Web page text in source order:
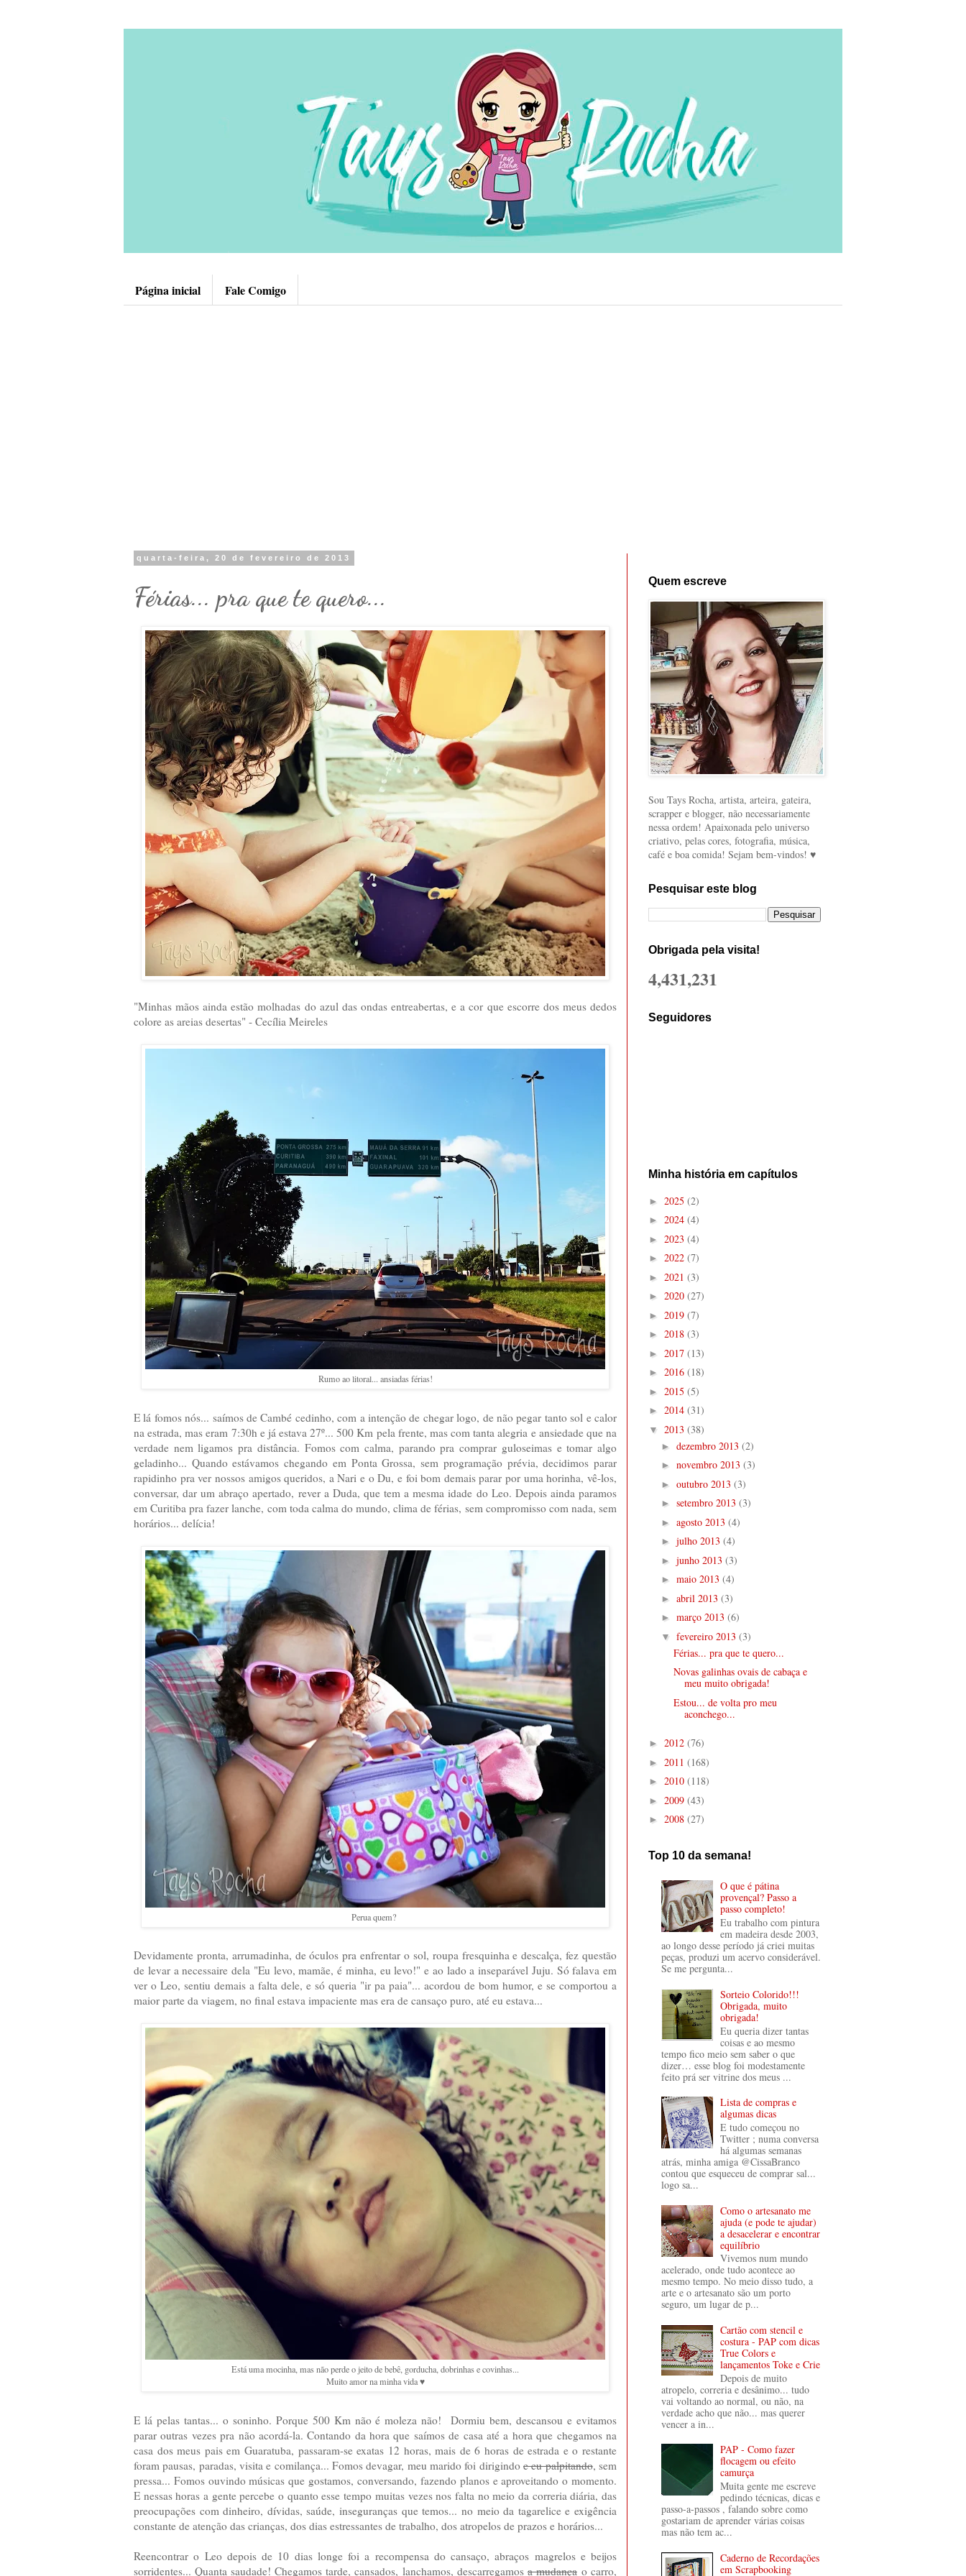
Página inicial Fale Comigo
quarta-feira, 20 de fevereiro de 2013
Férias... pra que te quero...
"Minhas mãos ainda estão molhadas do azul das ondas entreabertas, e a cor que escorre dos meus dedos
colore as areias desertas" - Cecília Meireles
Rumo ao litoral... ansiadas férias!
E lá fomos nós... saímos de Cambé cedinho, com a intenção de chegar logo, de não pegar tanto sol e calor
na estrada, mas eram 7:30h e já estava 27º... 500 Km pela frente, mas com tanta alegria e ansiedade que na
verdade nem ligamos pra distância. Fomos com calma, parando pra comprar guloseimas e tomar algo
geladinho... Quando estávamos chegando em Ponta Grossa, sem programação prévia, decidimos parar
rapidinho pra ver nossos amigos queridos, a Nari e o Du, e foi bom demais parar por uma horinha, vê-los,
conversar, dar um abraço apertado, rever a Duda, que tem a mesma idade do Leo. Depois ainda paramos
em Curitiba pra fazer lanche, com toda calma do mundo, clima de férias, sem compromisso com nada, sem
horários... delícia!
Perua quem?
Devidamente pronta, arrumadinha, de óculos pra enfrentar o sol, roupa fresquinha e descalça, fez questão
de levar a necessaire dela "Eu levo, mamãe, é minha, eu levo!" e ao lado a inseparável Juju. Só falava em
ver o Leo, sentiu demais a falta dele, e só queria "ir pa paia"... acordou de bom humor, e se comportou a
maior parte da viagem, no final estava impaciente mas era de cansaço puro, até eu estava...
Está uma mocinha, mas não perde o jeito de bebê, gorducha, dobrinhas e covinhas...
Muito amor na minha vida ♥
E lá pelas tantas... o soninho. Porque 500 Km não é moleza não! Dormiu bem, descansou e evitamos
parar outras vezes pra não acordá-la. Contando da hora que saímos de casa até a hora que chegamos na
casa dos meus pais em Guaratuba, passaram-se exatas 12 horas, mais de 6 horas de estrada e o restante
foram pausas, paradas, visita e comilança... Fomos devagar, meu marido foi dirigindo e eu palpitando, sem
pressa... Fomos ouvindo músicas que gostamos, conversando, fazendo planos e aproveitando o momento.
E nessas horas a gente percebe o quanto esse tempo muitas vezes nos falta no meio da correria diária, das
preocupações com dinheiro, dívidas, saúde, inseguranças que temos... no meio da tagarelice e exigência
constante de atenção das crianças, dos dias estressantes de trabalho, dos atropelos de prazos e horários...
Reencontrar o Leo depois de 10 dias longe foi a recompensa do cansaço, abraços magrelos e beijos
sorridentes... Quanta saudade! Chegamos tarde, cansados, lanchamos, descarregamosa mudançao carro,
Quem escreve
Sou Tays Rocha, artista, arteira, gateira,
scrapper e blogger, não necessariamente
nessa ordem! Apaixonada pelo universo
criativo, pelas cores, fotografia, música,
café e boa comida! Sejam bem-vindos! ♥
Pesquisar este blog
Obrigada pela visita!
4,431,231
Seguidores
Minha história em capítulos
► 2025 (2)
► 2024 (4)
► 2023 (4)
► 2022 (7)
► 2021 (3)
► 2020 (27)
► 2019 (7)
► 2018 (3)
► 2017 (13)
► 2016 (18)
► 2015 (5)
► 2014 (31)
▼ 2013 (38)
► dezembro 2013 (2)
► novembro 2013 (3)
► outubro 2013 (3)
► setembro 2013 (3)
► agosto 2013 (4)
► julho 2013 (4)
► junho 2013 (3)
► maio 2013 (4)
► abril 2013 (3)
► março 2013 (6)
▼ fevereiro 2013 (3)
Férias... pra que te quero...
Novas galinhas ovais de cabaça e
meu muito obrigada!
Estou... de volta pro meu
aconchego...
► 2012 (76)
► 2011 (168)
► 2010 (118)
► 2009 (43)
► 2008 (27)
Top 10 da semana!
O que é pátina
provençal? Passo a
passo completo!
Eu trabalho com pintura
em madeira desde 2003,
ao longo desse período já criei muitas
peças, produzi um acervo considerável.
Se me pergunta...
Sorteio Colorido!!!
Obrigada, muito
obrigada!
Eu queria dizer tantas
coisas e ao mesmo
tempo fico meio sem saber o que
dizer… esse blog foi modestamente
feito prá ser vitrine dos meus ...
Lista de compras e
algumas dicas
E tudo começou no
Twitter ; numa conversa
há algumas semanas
atrás, minha amiga @CissaBranco
contou que esqueceu de comprar sal...
logo sa...
Como o artesanato me
ajuda (e pode te ajudar)
a desacelerar e encontrar
equilíbrio
Vivemos num mundo
acelerado, onde tudo acontece ao
mesmo tempo. No meio disso tudo, a
arte e o artesanato são um porto
seguro, um lugar de p...
Cartão com stencil e
costura - PAP com dicas
True Colors e
lançamentos Toke e Crie
Depois de muito
atropelo, correria e desânimo... tudo
vai voltando ao normal, ou não, na
verdade acho que não... mas querer
vencer a in...
PAP - Como fazer
flocagem ou efeito
camurça
Muita gente me escreve
pedindo técnicas, dicas e
passo-a-passos , falando sobre como
gostariam de aprender várias coisas
mas não tem ac...
Caderno de Recordações
em Scrapbooking